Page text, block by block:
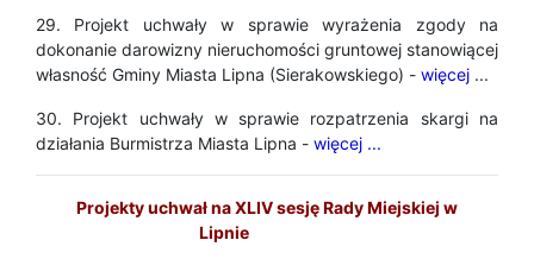
29. Projekt uchwały w sprawie wyrażenia zgody na
dokonanie darowizny nieruchomości gruntowej stanowiącej
własność Gminy Miasta Lipna (Sierakowskiego) - więcej ...
30. Projekt uchwały w sprawie rozpatrzenia skargi na
działania Burmistrza Miasta Lipna - więcej ...
Projekty uchwał na XLIV sesję Rady Miejskiej w
Lipnie